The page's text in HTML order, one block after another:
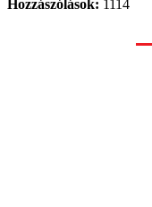
Hozzászólások: 1114